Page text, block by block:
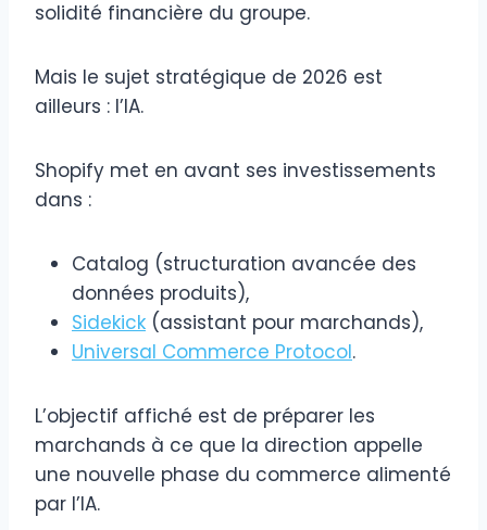
solidité financière du groupe.
Mais le sujet stratégique de 2026 est
ailleurs : l’IA.
Shopify met en avant ses investissements
dans :
Catalog (structuration avancée des
données produits),
Sidekick (assistant pour marchands),
Universal Commerce Protocol.
L’objectif affiché est de préparer les
marchands à ce que la direction appelle
une nouvelle phase du commerce alimenté
par l’IA.